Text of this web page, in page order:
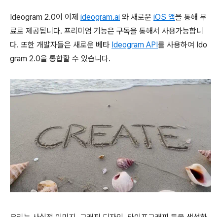
Ideogram 2.0이 이제 ideogram.ai 와 새로운 iOS 앱을 통해 무
료로 제공됩니다. 프리미엄 기능은 구독을 통해서 사용가능합니
다. 또한 개발자들은 새로운 베타 Ideogram API를 사용하여 Ido
gram 2.0을 통합할 수 있습니다.